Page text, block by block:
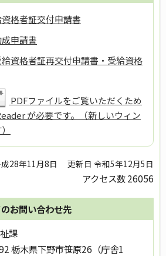
格者証交付申請書
申請書
資格者証再交付申請書・受給資格
PDFファイルをご覧いただくため
が必要です。（新しいウィン
28年11月8日 更新日 令和5年12月5日
アクセス数26056
お問い合わせ先
課
栃木県下野市笹原26（庁舎1